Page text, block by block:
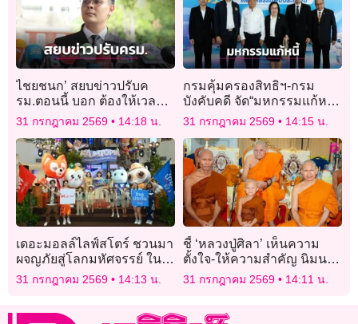
ไชยชนก’ สยบข่าวปรับค
รม.ตอนนี้ บอก ต้องให้เวลา
พิสูจน์ผลงาน 1 ปี ค่อย
ประเมิน
31 กรกฎาคม 2569 14:18 น.
กรมคุ้มครองสิทธิฯ-กรม
บังคับคดี จัด“มหกรรมแก้หนี้
สินครัวเรือนและยุติธรรม
พลบประชาชน”
31 กรกฎาคม 2569 14:15 น.
เดอะมอลล์ไลฟ์สโตร์ ชวนมา
ผจญภัยสู่โลกมหัศจรรย์ ใน
งาน ” THE MALL
LIFESTORE FAMTOPIA”
31 กรกฎาคม 2569 14:13 น.
ชี้ ‘หลวงปู่ศิลา’ เห็นความ
ตั้งใจ-ให้ความสำคัญ นิมนต์
‘สามเณร’ สวดปาติโมกข์ นับ
เป็นสิริมงคลยิ่ง
31 กรกฎาคม 2569 14:11 น.